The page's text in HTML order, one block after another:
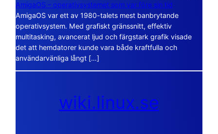
AmigaOS – operativsystemet som var före sin tid
AmigaOS var ett av 1980-talets mest banbrytande
operativsystem. Med grafiskt gränssnitt, effektiv
multitasking, avancerat ljud och färgstark grafik visade
det att hemdatorer kunde vara både kraftfulla och
användarvänliga långt […]
wiki.linux.se